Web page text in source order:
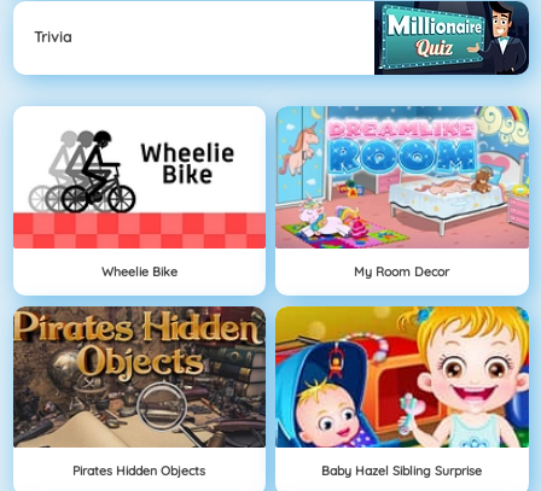
Trivia
Wheelie Bike My Room Decor
Pirates Hidden Objects Baby Hazel Sibling Surprise